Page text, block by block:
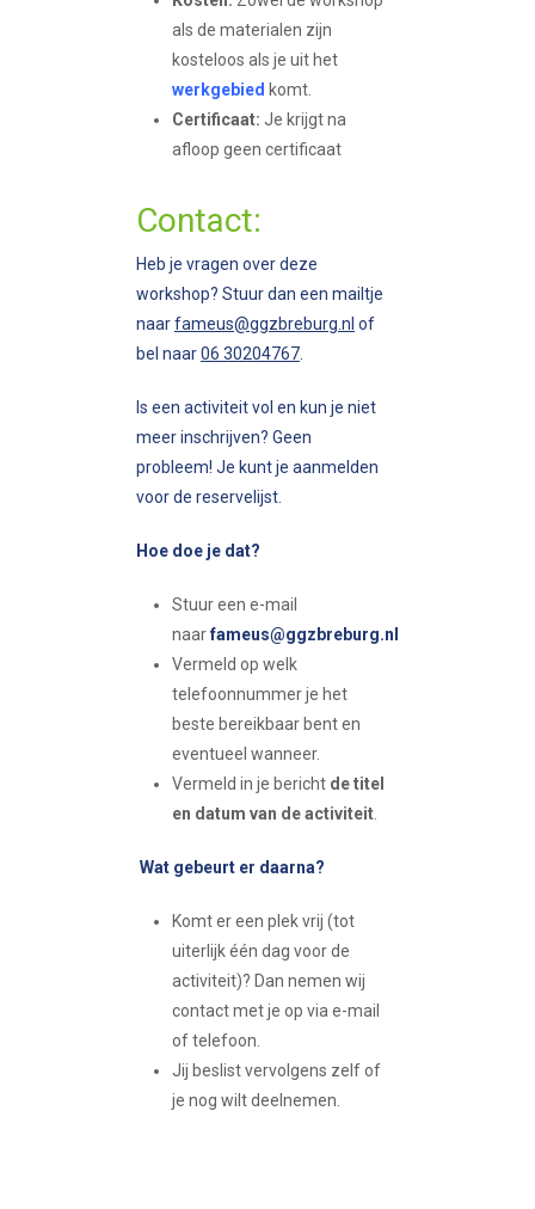
als de materialen zijn
kosteloos als je uit het
werkgebied komt.
Certificaat: Je krijgt na
afloop geen certificaat
Contact:
Heb je vragen over deze
workshop? Stuur dan een mailtje
naarfameus@ggzbreburg.nl of
bel naar06 30204767
Is een activiteit vol en kun je niet
meer inschrijven? Geen
probleem! Je kunt je aanmelden
voor de reservelijst.
Hoe doe je dat?
Stuur een e-mail
naarfameus@ggzbreburg.nl
Vermeld op welk
telefoonnummer je het
beste bereikbaar bent en
eventueel wanneer.
Vermeld in je bericht de titel
en datum van de activiteit
Wat gebeurt er daarna?
Komt er een plek vrij (tot
uiterlijk één dag voor de
activiteit)? Dan nemen wij
contact met je op via e-mail
of telefoon.
Jij beslist vervolgens zelf of
je nog wilt deelnemen.